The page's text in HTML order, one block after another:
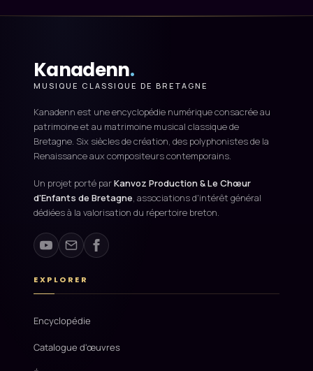
Kanadenn.
MUSIQUE CLASSIQUE DE BRETAGNE
Kanadenn est une encyclopédie numérique consacrée au
patrimoine et au matrimoine musical classique de
Bretagne. Six siècles de création, des polyphonistes de la
Renaissance aux compositeurs contemporains.
Un projet porté parKanvoz Production & Le Chœur
d'Enfants de Bretagne, associations d'intérêt général
dédiées à la valorisation du répertoire breton.
EXPLORER
Encyclopédie
Catalogue d'œuvres